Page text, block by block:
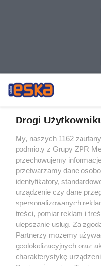
Żaden utwór zamieszczony w
rozpowszechniany lub dalej
tym także elektroniczny lub
eksploatacji w jakiejkolwiek
bez pisemnej zgody właściciela
wykorzystanie utworów w
bez właściwej zgody, jest
prawnie.
Drogi
My, naszych 1162
podmioty z Grupy ZPR
przechowujemy
przetwarzamy dane
identyfikatory,
urządzenie czy dane
spersonalizowanych
treści, pomiar reklam i
ulepszanie usług. Za
Partnerzy możemy
geolokalizacyjnych oraz
charakterystykę